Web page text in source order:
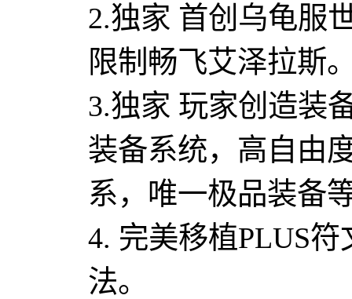
2.独家 首创乌龟服
限制畅飞艾泽拉斯
3.独家 玩家创造装
装备系统，高自由
系，唯一极品装备
4. 完美移植PLUS
法。